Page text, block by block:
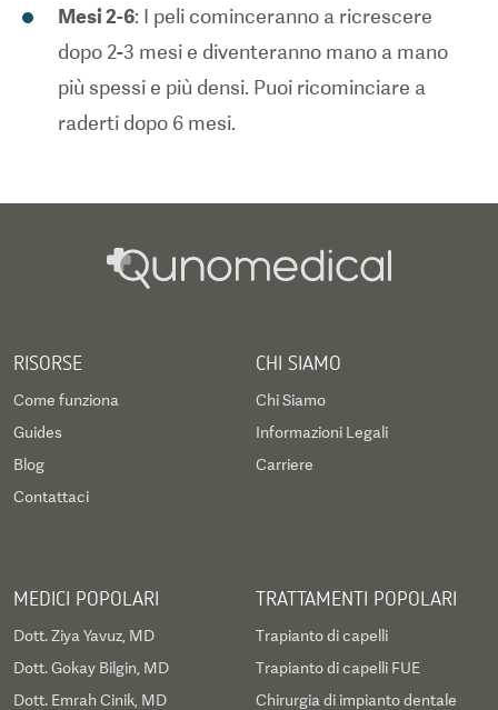
Mesi 2-6: I peli cominceranno a ricrescere
dopo 2-3 mesi e diventeranno mano a mano
più spessi e più densi. Puoi ricominciare a
raderti dopo 6 mesi.
RISORSE
Come funziona
Guides
Blog
Contattaci
CHI SIAMO
Chi Siamo
Informazioni Legali
Carriere
MEDICI POPOLARI
Dott. Ziya Yavuz, MD
Dott. Gokay Bilgin, MD
Dott. Emrah Cinik, MD
TRATTAMENTI POPOLARI
Trapianto di capelli
Trapianto di capelli FUE
Chirurgia di impianto dentale